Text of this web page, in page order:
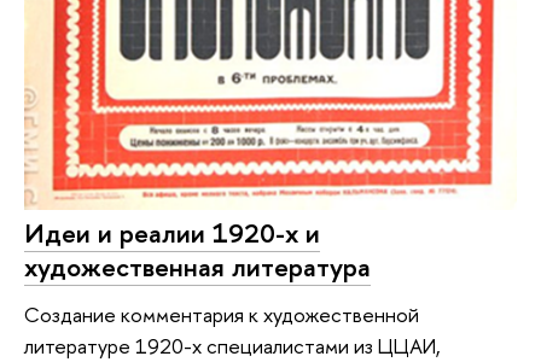
Идеи и реалии 1920-х и
художественная литература
Создание комментария к художественной
литературе 1920-х специалистами из ЦЦАИ,